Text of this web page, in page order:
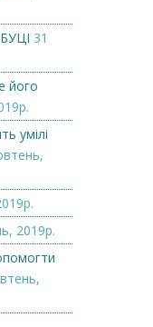
31
його
умілі
2019р.